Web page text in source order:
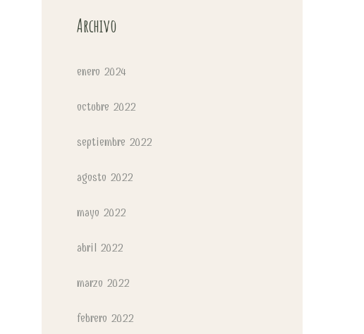
Archivo
enero 2024
octubre 2022
septiembre 2022
agosto 2022
mayo 2022
abril 2022
marzo 2022
febrero 2022